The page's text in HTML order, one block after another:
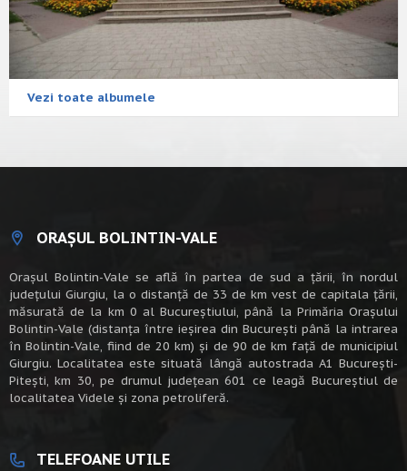
Vezi toate albumele
ORAȘUL BOLINTIN-VALE
Oraşul Bolintin-Vale se află în partea de sud a ţării, în nordul
judeţului Giurgiu, la o distanţă de 33 de km vest de capitala țării,
măsurată de la km 0 al Bucureștiului, până la Primăria Orașului
Bolintin-Vale (distanța între ieșirea din București până la intrarea
în Bolintin-Vale, fiind de 20 km) şi de 90 de km faţă de municipiul
Giurgiu. Localitatea este situată lângă autostrada A1 Bucureşti-
Piteşti, km 30, pe drumul judeţean 601 ce leagă Bucureştiul de
localitatea Videle şi zona petroliferă.
TELEFOANE UTILE